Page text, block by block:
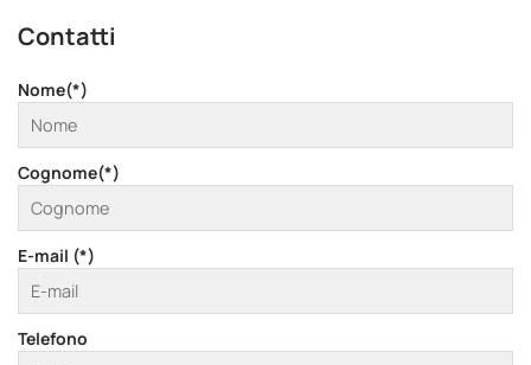
Contatti
Nome(*)
Cognome(*)
E-mail (*)
Telefono